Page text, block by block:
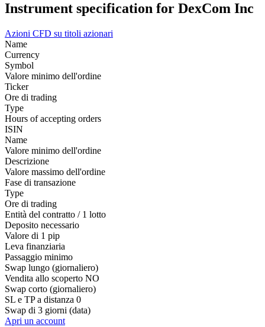
Instrument specification for DexCom Inc
Azioni CFD su titoli azionari
Name
Currency
Symbol
Valore minimo dell'ordine
Ticker
Ore di trading
Type
Hours of accepting orders
ISIN
Name
Valore minimo dell'ordine
Descrizione
Valore massimo dell'ordine
Fase di transazione
Type
Ore di trading
Entità del contratto / 1 lotto
Deposito necessario
Valore di 1 pip
Leva finanziaria
Passaggio minimo
Swap lungo (giornaliero)
Vendita allo scoperto NO
Swap corto (giornaliero)
SL e TP a distanza 0
Swap di 3 giorni (data)
Apri un account